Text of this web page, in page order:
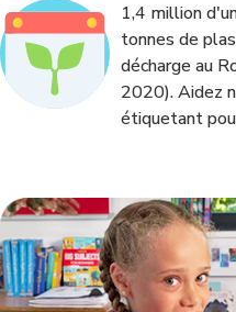
1,4 million
tonnes de
décharge au
2020). Aidez
étiquetant